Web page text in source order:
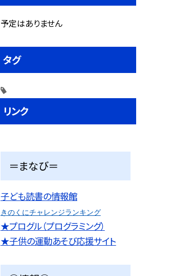
予定はありません
タグ
リンク
＝まなび＝
子ども読書の情報館
きのくにチャレンジランキング
★プログル（プログラミング）
★子供の運動あそび応援サイト